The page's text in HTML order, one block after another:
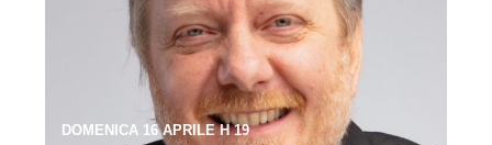
DOMENICA 16 APRILE H 19